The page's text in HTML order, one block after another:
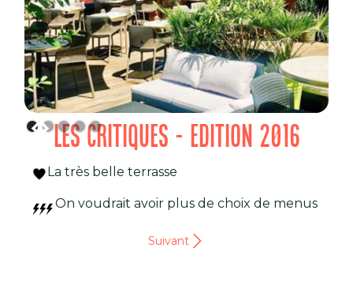
LES CRITIQUES - EDITION 2016
La très belle terrasse
On voudrait avoir plus de choix de menus
Suivant